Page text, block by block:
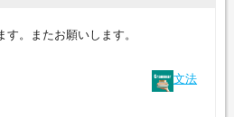
。またお願いします。
文法